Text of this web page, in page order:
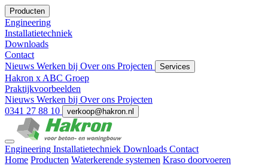
Producten
Engineering
Installatietechniek
Downloads
Contact
Nieuws Werken bij Over ons Projecten Services
Hakron x ABC Groep
Praktijkvoorbeelden
Nieuws Werken bij Over ons Projecten
0341 27 88 10
verkoop@hakron.nl
Engineering Installatietechniek Downloads Contact
Home Producten Waterkerende systemen Kraso doorvoeren